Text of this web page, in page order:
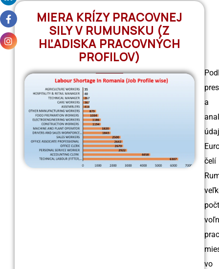
MIERA KRÍZY PRACOVNEJ
SILY V RUMUNSKU (Z
HĽADISKA PRACOVNÝCH
PROFILOV)
a
čelí
vo